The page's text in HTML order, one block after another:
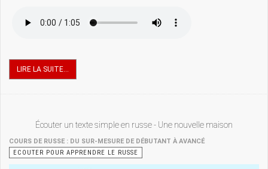
LIRE LA SUITE...
Écouter un texte simple en russe - Une nouvelle maison
COURS DE RUSSE : DU SUR-MESURE DE DÉBUTANT À AVANCÉ
ECOUTER POUR APPRENDRE LE RUSSE